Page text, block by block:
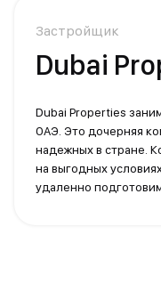
Застройщик
Dubai
Dubai Properties
ОАЭ. Это дочерняя
надежных в стране.
на выгодных
удаленно